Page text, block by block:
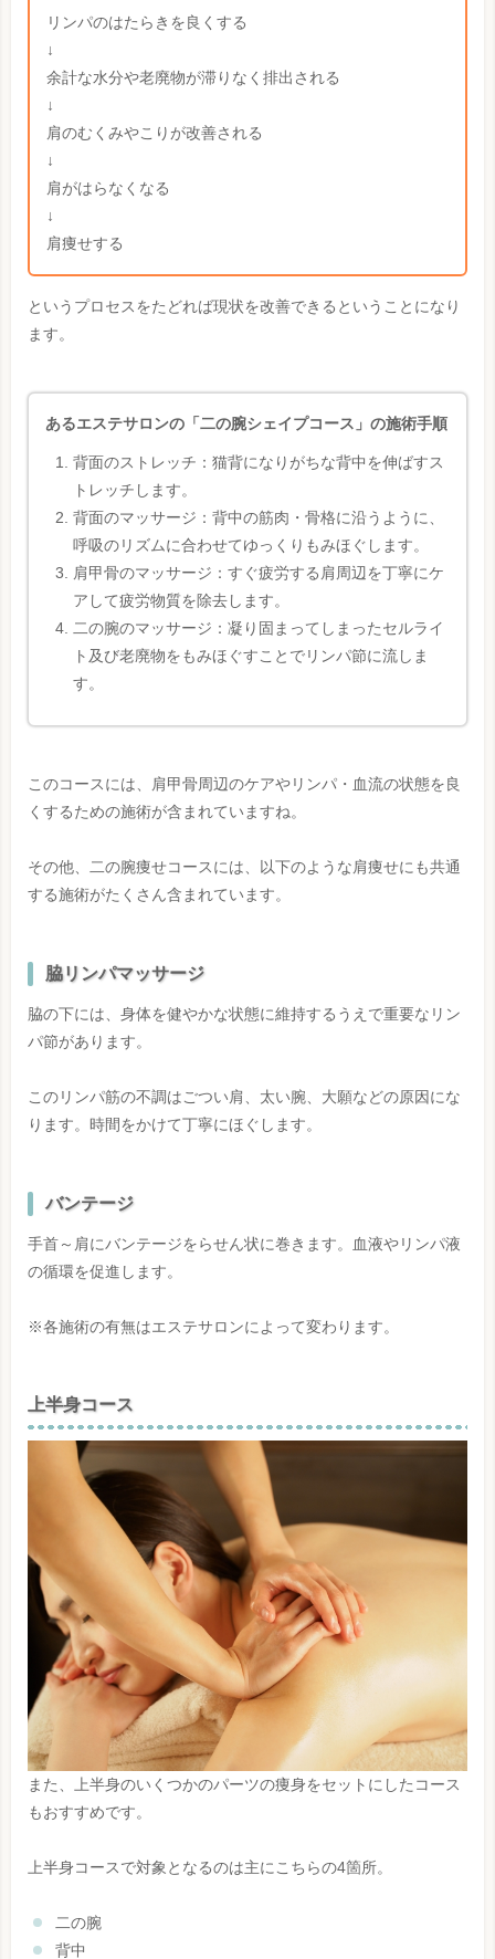
リンパのはたらきを良くする
↓
余計な水分や老廃物が滞りなく排出される
↓
肩のむくみやこりが改善される
↓
肩がはらなくなる
↓
肩痩せする
というプロセスをたどれば現状を改善できるということになり
ます。
あるエステサロンの「二の腕シェイプコース」の施術手順
背面のストレッチ：猫背になりがちな背中を伸ばすス
トレッチします。
背面のマッサージ：背中の筋肉・骨格に沿うように、
呼吸のリズムに合わせてゆっくりもみほぐします。
肩甲骨のマッサージ：すぐ疲労する肩周辺を丁寧にケ
アして疲労物質を除去します。
二の腕のマッサージ：凝り固まってしまったセルライ
ト及び老廃物をもみほぐすことでリンパ節に流しま
す。
このコースには、肩甲骨周辺のケアやリンパ・血流の状態を良
くするための施術が含まれていますね。
その他、二の腕痩せコースには、以下のような肩痩せにも共通
する施術がたくさん含まれています。
脇リンパマッサージ
脇の下には、身体を健やかな状態に維持するうえで重要なリン
パ節があります。
このリンパ筋の不調はごつい肩、太い腕、大願などの原因にな
ります。時間をかけて丁寧にほぐします。
バンテージ
手首～肩にバンテージをらせん状に巻きます。血液やリンパ液
の循環を促進します。
※各施術の有無はエステサロンによって変わります。
上半身コース
また、上半身のいくつかのパーツの痩身をセットにしたコース
もおすすめです。
上半身コースで対象となるのは主にこちらの4箇所。
二の腕
背中